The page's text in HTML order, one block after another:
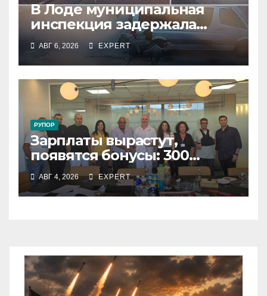
В Лоде муниципальная
инспекция задержала
подростка, устроившего
опасную скачку на лошади
по улицам города
АВГ 6, 2026 EXPERT
РУПОР
Зарплаты вырастут,
появятся бонусы: 300
сотрудников «Штраус»
получили новый
коллективный договор
АВГ 4, 2026 EXPERT